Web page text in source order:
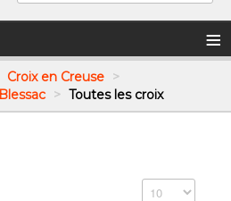
≡
Croix en Creuse >
Blessac > Toutes les croix
Affichage #